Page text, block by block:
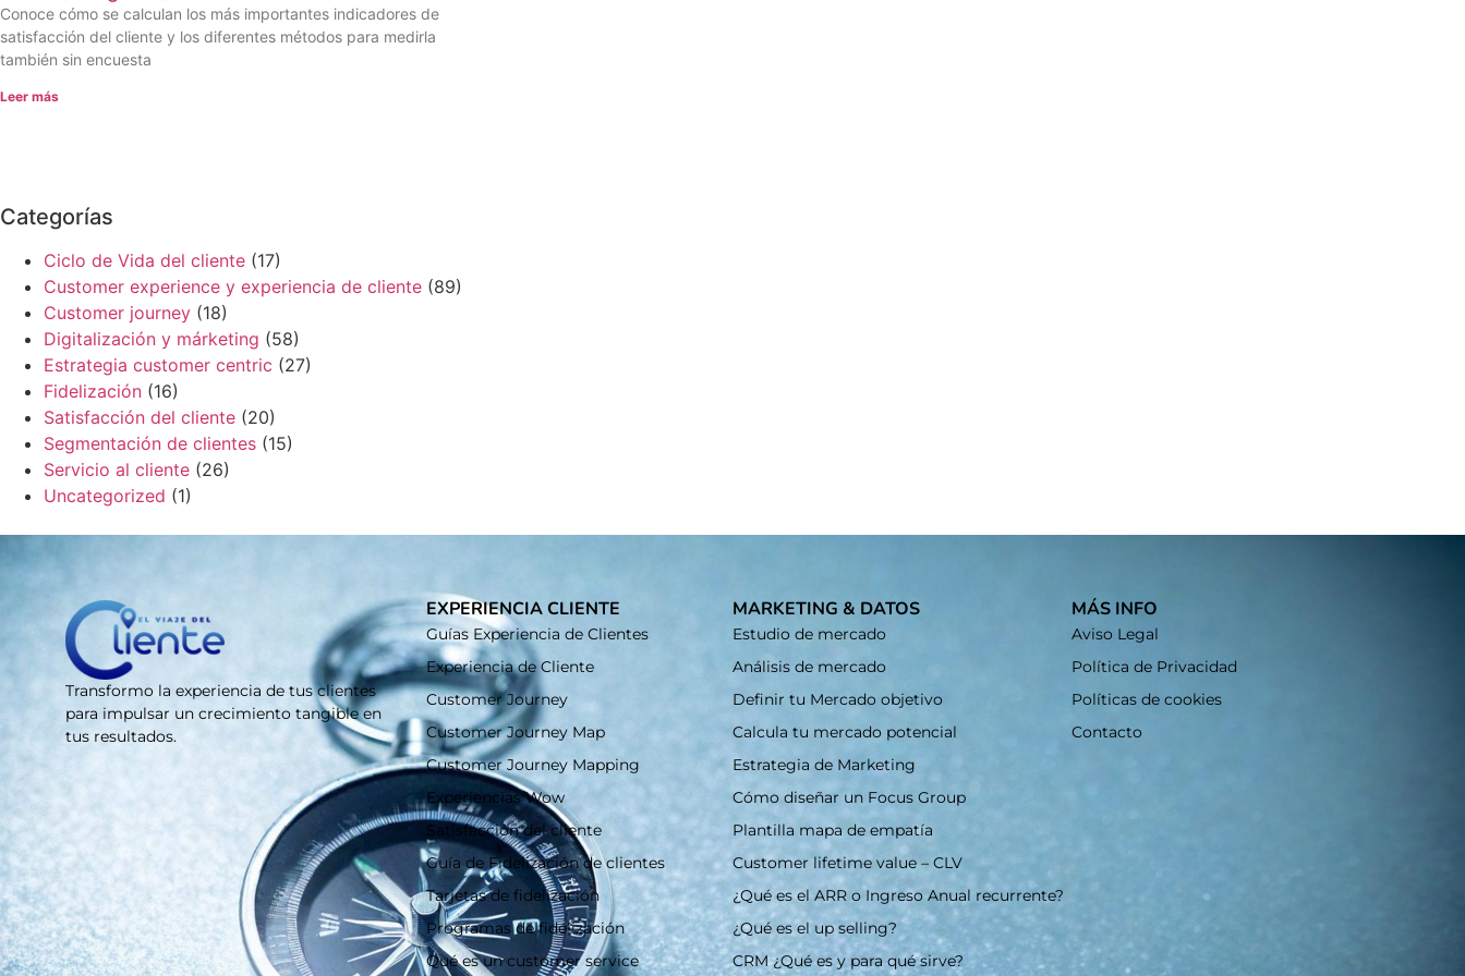
Conoce cómo se calculan los más importantes indicadores de
satisfacción del cliente y los diferentes métodos para medirla
también sin encuesta
Leer más
Categorías
Ciclo de Vida del cliente (17)
Customer experience y experiencia de cliente (89)
Customer journey (18)
Digitalización y márketing (58)
Estrategia customer centric (27)
Fidelización (16)
Satisfacción del cliente (20)
Segmentación de clientes (15)
Servicio al cliente (26)
Uncategorized (1)
Transformo la experiencia de tus clientes
para impulsar un crecimiento tangible en
tus resultados.
EXPERIENCIA CLIENTE
Guías Experiencia de Clientes
Experiencia de Cliente
Customer Journey
Customer Journey Map
Customer Journey Mapping
Experiencias Wow
Satisfacción del cliente
Guía de Fidelización de clientes
Tarjetas de fidelización
Programas de fidelización
Qué es un customer service
MARKETING & DATOS
Estudio de mercado
Análisis de mercado
Definir tu Mercado objetivo
Calcula tu mercado potencial
Estrategia de Marketing
Cómo diseñar un Focus Group
Plantilla mapa de empatía
Customer lifetime value – CLV
¿Qué es el ARR o Ingreso Anual recurrente?
¿Qué es el up selling?
CRM ¿Qué es y para qué sirve?
MÁS INFO
Aviso Legal
Política de Privacidad
Políticas de cookies
Contacto